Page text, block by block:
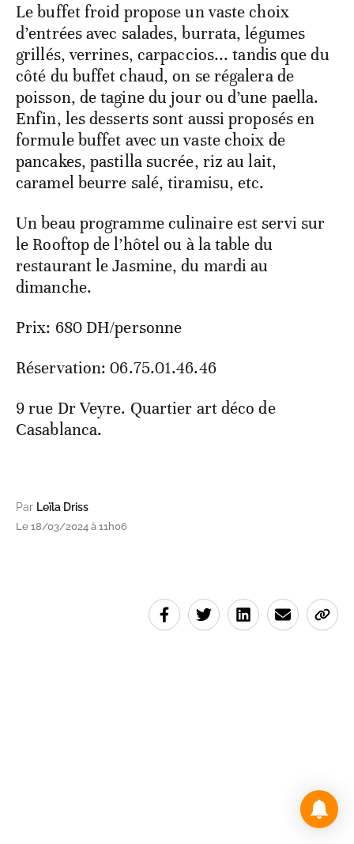
Le buffet froid propose un vaste choix
d’entrées avec salades, burrata, légumes
grillés, verrines, carpaccios... tandis que du
côté du buffet chaud, on se régalera de
poisson, de tagine du jour ou d’une paella.
Enfin, les desserts sont aussi proposés en
formule buffet avec un vaste choix de
pancakes, pastilla sucrée, riz au lait,
caramel beurre salé, tiramisu, etc.
Un beau programme culinaire est servi sur
le Rooftop de l’hôtel ou à la table du
restaurant le Jasmine, du mardi au
dimanche.
Prix: 680 DH/personne
Réservation: 06.75.01.46.46
9 rue Dr Veyre. Quartier art déco de
Casablanca.
Par Leïla Driss
Le 18/03/2024 à 11h06